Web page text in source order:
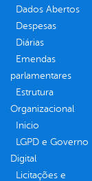
Dados Abertos
Despesas
Diárias
Emendas
parlamentares
Estrutura
Organizacional
Inicio
LGPD e Governo
Digital
Licitações e